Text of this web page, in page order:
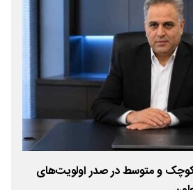
کوچک و متوسط در صدر اولویت‌های